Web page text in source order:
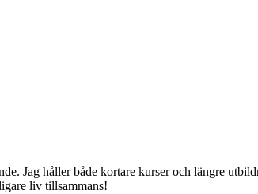
Jag håller både kortare kurser och längre
liv tillsammans!